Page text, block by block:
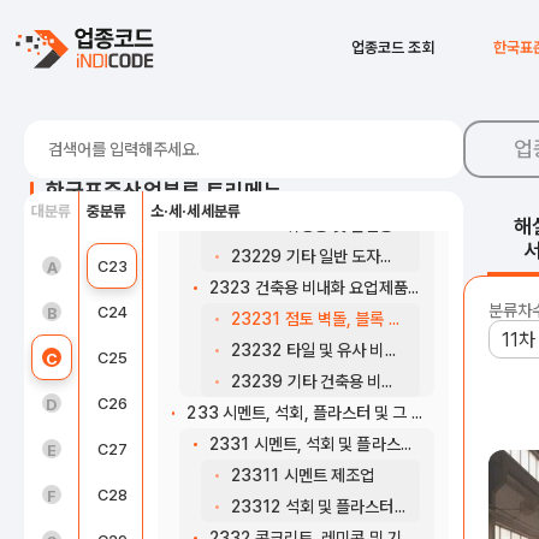
업종코드 조회 한국표
한국표준산업분류 트리메뉴
대분류
A 농업, 임업 및 어업(01~03)
B 광업(05~08)
C 제조업(10~34)
D 전기, 가스, 증기 및 공기조절 공급업(35)
E 수도, 하수 및 폐기물 처리, 원료 재생업(36 ~ 39)
F 건설업(41~42)
중분류
C18 인쇄 및 기록매체 복제업
C22 고무 및 플라스틱제품 제조업
C23 비금속 광물제품 제조업
C24 1차 금속 제조업
C25 금속가공제품 제조업; 기계 및 가구 제외
C26 전자부품, 컴퓨터, 영상, 음향 및 통신장비 제조업
C27 의료, 정밀, 광학기기 및 시계 제조업
C28
소·세·세세분류
232 내화, 비내화 요업제품 제조업
23229 기타 일반 도자기 제조업
2323 건축용 비내화 요업제품 제조업
23231 점토 벽돌, 블록 및 유사 비내화 요업제품 제조업
23232 타일 및 유사 비내화 요업제품 제조업
23239 기타 건축용 비내화 요업제품 제조업
233 시멘트, 석회, 플라스터 및 그 제품 제조업
2331 시멘트, 석회 및 플라스터 제조업
23311 시멘트 제조업
23312 석회 및 플라스터 제조업
업
해
분류차